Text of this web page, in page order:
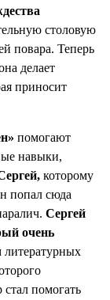
столовую
повара. Теперь
делает
приносит
помогают
навыки,
которому
попал сюда
Сергей
очень
литературных
стал помогать